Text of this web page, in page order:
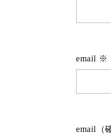
email ※
email（